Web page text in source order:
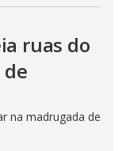
ruas do
na madrugada de